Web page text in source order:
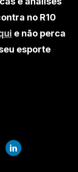
no R10
e não perca
esporte